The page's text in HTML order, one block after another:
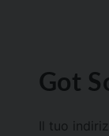
Got
Il tuo